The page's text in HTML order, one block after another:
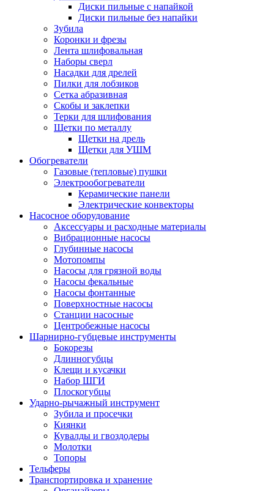
Диски пильные с напайкой
Диски пильные без напайки
Зубила
Коронки и фрезы
Лента шлифовальная
Наборы сверл
Насадки для дрелей
Пилки для лобзиков
Сетка абразивная
Скобы и заклепки
Терки для шлифования
Щетки по металлу
Щетки на дрель
Щетки для УШМ
Обогреватели
Газовые (тепловые) пушки
Электрообогреватели
Керамические панели
Электрические конвекторы
Насосное оборудование
Аксессуары и расходные материалы
Вибрационные насосы
Глубинные насосы
Мотопомпы
Насосы для грязной воды
Насосы фекальные
Насосы фонтанные
Поверхностные насосы
Станции насосные
Центробежные насосы
Шарнирно-губцевые инструменты
Бокорезы
Длинногубцы
Клещи и кусачки
Набор ШГИ
Плоскогубцы
Ударно-рычажный инструмент
Зубила и просечки
Киянки
Кувалды и гвоздодеры
Молотки
Топоры
Тельферы
Транспортировка и хранение